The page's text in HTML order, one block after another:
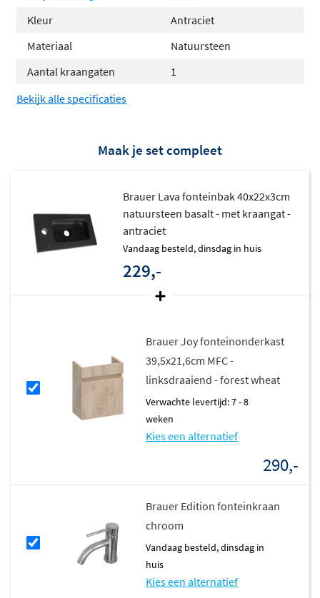
Kleur
Antraciet
Materiaal
Natuursteen
Aantal kraangaten
1
Bekijk alle specificaties
Maak je set compleet
Brauer Lava fonteinbak 40x22x3cm
natuursteen basalt - met kraangat -
antraciet
vandaag besteld, dinsdag in huis
229,-
Brauer Joy fonteinonderkast
39,5x21,6cm MFC -
linksdraaiend - forest wheat
Verwachte levertijd: 7 - 8
weken
Kies een alternatief
290,-
Brauer Edition fonteinkraan
chroom
vandaag besteld, dinsdag in
huis
Kies een alternatief